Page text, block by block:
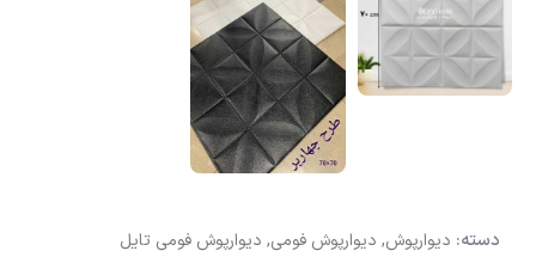
دسته: دیوارپوش, دیوارپوش فومی, دیوارپوش فومی تایل